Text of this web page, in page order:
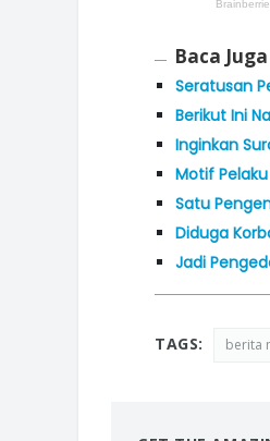
Baca Juga
Seratusan
Berikut Ini
Inginkan
Motif
Satu
Diduga
Jadi
TAGS: berita